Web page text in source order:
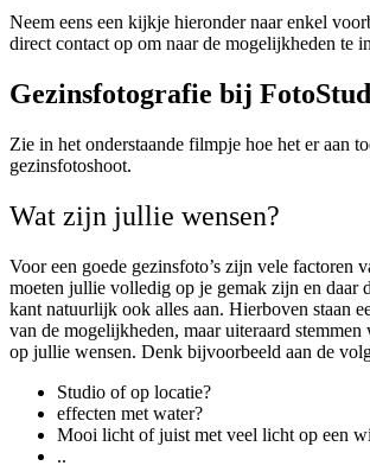
Neem eens een kijkje hieronder naar enkel
direct contact op om naar de mogelijkheden te
Gezinsfotografie bij
Zie in het onderstaande filmpje hoe het er aan
gezinsfotoshoot.
Wat zijn jullie wensen?
Voor een goede gezinsfoto’s zijn vele factoren
moeten jullie volledig op je gemak zijn en daar
kant natuurlijk ook alles aan. Hierboven staan
van de mogelijkheden, maar uiteraard
op jullie wensen. Denk bijvoorbeeld aan de
Studio of op locatie?
effecten met water?
Mooi licht of juist met veel licht op een
..